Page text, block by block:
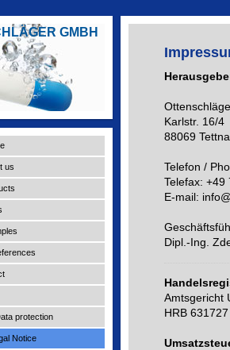
GMBH
us
protection
Notice
Karlstr. 16/4
88069
Telefon /
Telefax: +49
E-mail:
Dipl.-Ing.
Amtsgericht
HRB 631727